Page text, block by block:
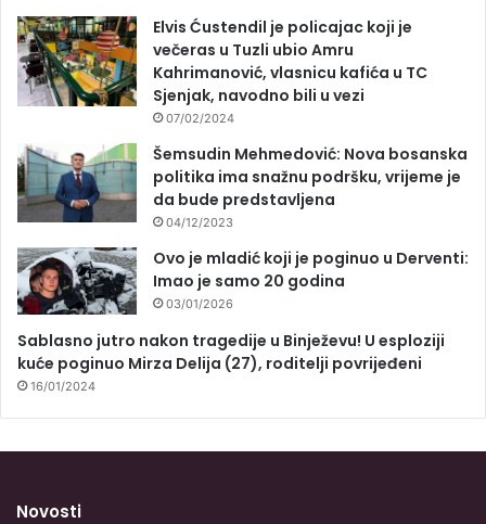
Elvis Ćustendil je policajac koji je
večeras u Tuzli ubio Amru
Kahrimanović, vlasnicu kafića u TC
Sjenjak, navodno bili u vezi
07/02/2024
Šemsudin Mehmedović: Nova bosanska
politika ima snažnu podršku, vrijeme je
da bude predstavljena
04/12/2023
Ovo je mladić koji je poginuo u Derventi:
Imao je samo 20 godina
03/01/2026
Sablasno jutro nakon tragedije u Binježevu! U esploziji
kuće poginuo Mirza Delija (27), roditelji povrijeđeni
16/01/2024
Novosti